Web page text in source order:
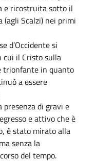
e ricostruita sotto il
(agli Scalzi) nei primi
d’Occidente si
cui il Cristo sulla
trionfante in quanto
a essere
presenza di gravi e
e attivo che è
è stato mirato alla
senza la
del tempo.